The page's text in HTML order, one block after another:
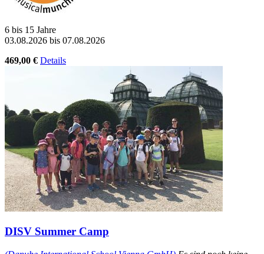
6 bis 15 Jahre
03.08.2026 bis 07.08.2026
469,00 € Details
DISV Summer Camp